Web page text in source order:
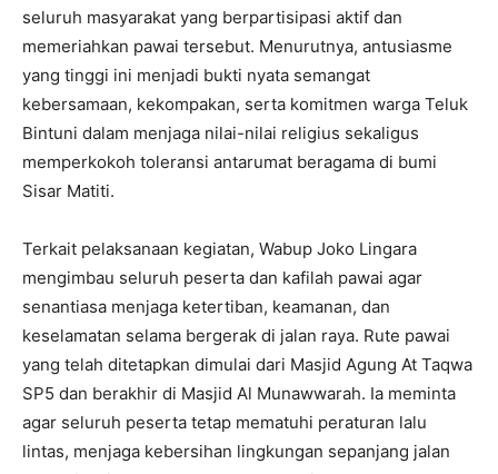
seluruh masyarakat yang berpartisipasi aktif dan
memeriahkan pawai tersebut. Menurutnya, antusiasme
yang tinggi ini menjadi bukti nyata semangat
kebersamaan, kekompakan, serta komitmen warga Teluk
Bintuni dalam menjaga nilai-nilai religius sekaligus
memperkokoh toleransi antarumat beragama di bumi
Sisar Matiti.
Terkait pelaksanaan kegiatan, Wabup Joko Lingara
mengimbau seluruh peserta dan kafilah pawai agar
senantiasa menjaga ketertiban, keamanan, dan
keselamatan selama bergerak di jalan raya. Rute pawai
yang telah ditetapkan dimulai dari Masjid Agung At Taqwa
SP5 dan berakhir di Masjid Al Munawwarah. Ia meminta
agar seluruh peserta tetap mematuhi peraturan lalu
lintas, menjaga kebersihan lingkungan sepanjang jalan